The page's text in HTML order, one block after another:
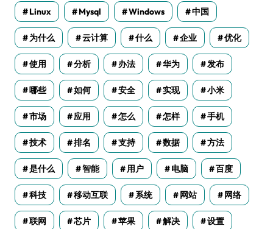
Linux Mysql Windows 中国
为什么 云计算 什么 企业 优化
使用 分析 办法 华为 发布
哪些 如何 安全 实现 小米
市场 应用 怎么 怎样 手机
技术 排名 支持 数据 方法
是什么 智能 用户 电脑 百度
科技 移动互联 系统 网站 网络
联网 芯片 苹果 解决 设置